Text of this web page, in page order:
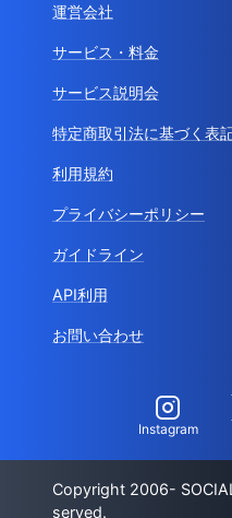
運営会社
サービス・料金
サービス説明会
特定商取引法に基づく表
利用規約
プライバシーポリシー
ガイドライン
API利用
お問い合わせ
Instagram
Copyright 2006-
served.